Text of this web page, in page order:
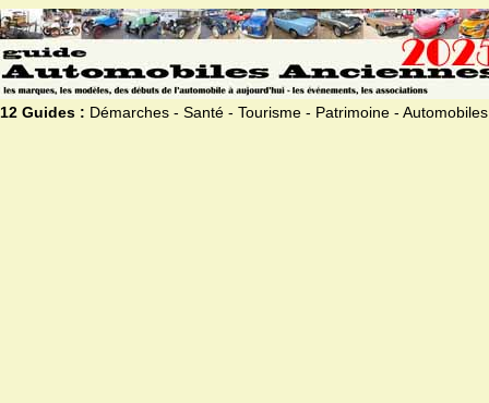
12 Guides : Démarches - Santé - Tourisme - Patrimoine - Automobiles